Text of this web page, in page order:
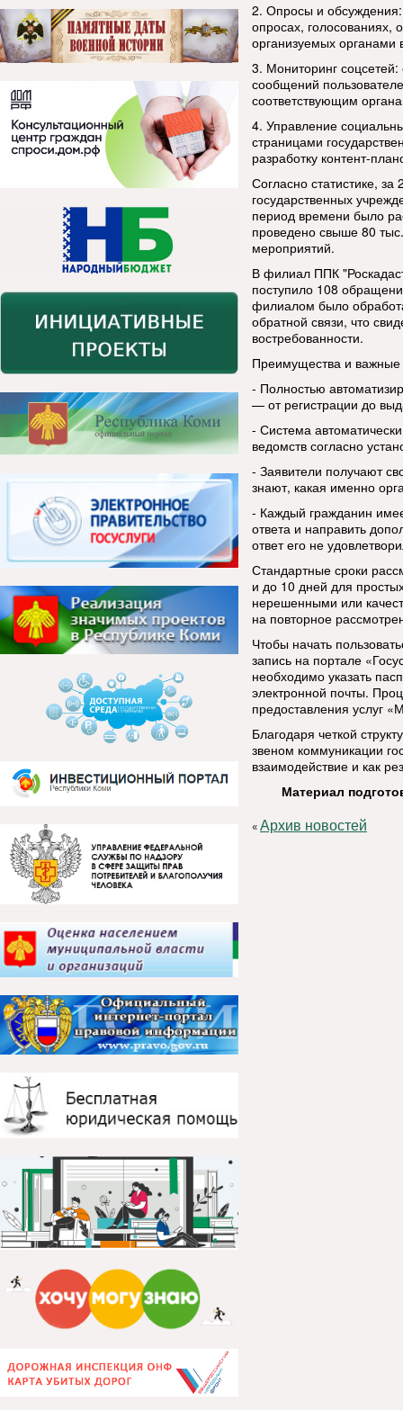
2. Опросы и обсуждения:
опросах, голосованиях,
организуемых
3. Мониторинг
сообщений
соответствующим
4. Управление
страницами
разработку контент-
Согласно статистике,
государственных
период времени было
проведено свыше 80
мероприятий.
В филиал ППК
поступило 108
филиалом было
обратной связи, что
востребованности.
Преимущества и
- Полностью
— от регистрации до
- Система
ведомств согласно
- Заявители получают
знают, какая именно
- Каждый гражданин
ответа и направить
ответ его не
Стандартные сроки
и до 10 дней для
нерешенными или
на повторное
Чтобы начать
запись на портале
необходимо указать
электронной почты.
предоставления услуг
Благодаря четкой
звеном коммуникации
взаимодействие и как
Материал
«Архив новостей